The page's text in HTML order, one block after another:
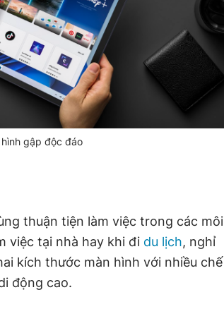
gập độc đáo
thuận tiện làm việc trong các môi
việc tại nhà hay khi đi du lịch, nghỉ
kích thước màn hình với nhiều chế
động cao.